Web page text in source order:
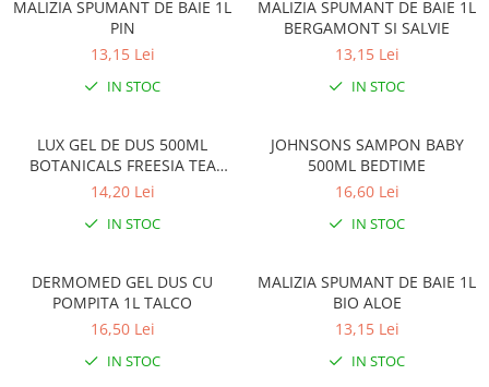
Detergent pardoseala
Detergent toaleta
Echipamente de curăţenie
Galeata mop
Hartie igienica
Insecticide
Mop
Parfum de camere
Produse de dezinfectare
Indepartarea parului
Ingrijirea buzei
Pachete de cadouri
Parfum
Pasta de dinti
Produse pentru coafat
Produse pentru curatarea tenului
MALIZIA SPUMANT DE BAIE 1L
PIN
13,15 Lei
IN STOC
MALIZIA SPUMANT DE BAIE 1L
BERGAMONT SI SALVIE
13,15 Lei
IN STOC
LUX GEL DE DUS 500ML
BOTANICALS FREESIA TEA
TREE OIL
14,20 Lei
IN STOC
JOHNSONS SAMPON BABY
500ML BEDTIME
16,60 Lei
IN STOC
DERMOMED GEL DUS CU
POMPITA 1L TALCO
16,50 Lei
IN STOC
MALIZIA SPUMANT DE BAIE 1L
BIO ALOE
13,15 Lei
IN STOC